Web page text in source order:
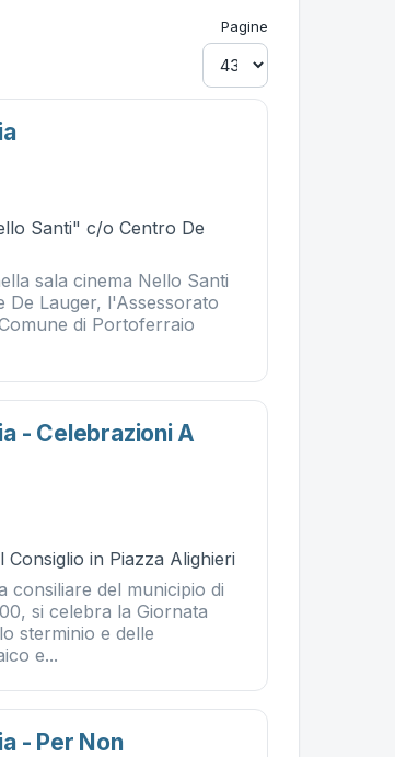
Pagine
Santi" c/o Centro De
sala cinema Nello Santi
De Lauger, l'Assessorato
di Portoferraio
- Celebrazioni A
in Piazza Alighieri
consiliare del municipio di
si celebra la Giornata
sterminio e delle
e...
- Per Non